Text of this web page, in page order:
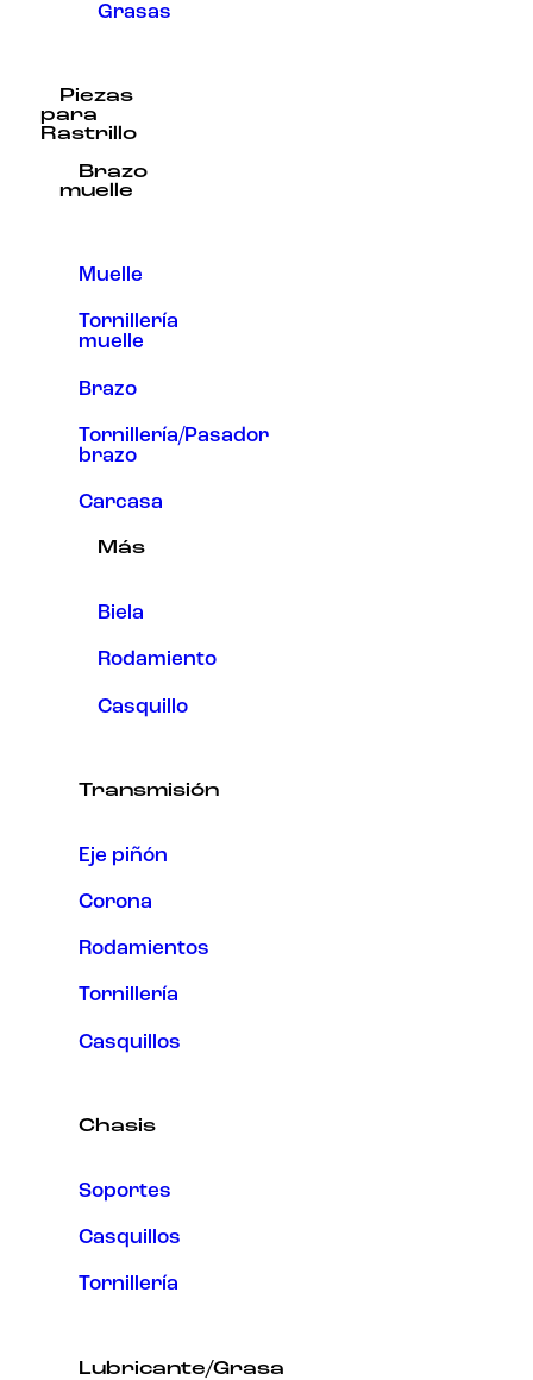
Grasas
Piezas
para
Rastrillo
Brazo
muelle
Muelle
Tornillería
muelle
Brazo
Tornillería/Pasador
brazo
Carcasa
Más
Biela
Rodamiento
Casquillo
Transmisión
Eje piñón
Corona
Rodamientos
Tornillería
Casquillos
Chasis
Soportes
Casquillos
Tornillería
Lubricante/Grasa